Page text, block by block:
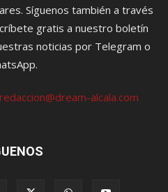
Síguenos también a través
gratis a nuestro boletín
noticias por Telegram o
redaccion@dream-alcala.com